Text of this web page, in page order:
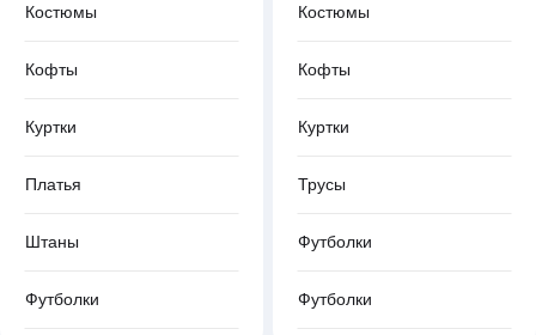
Костюмы
Кофты
Куртки
Платья
Штаны
Футболки
Костюмы
Кофты
Куртки
Трусы
Футболки
Футболки